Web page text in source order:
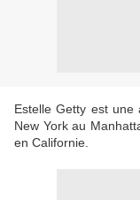
Estelle Getty est
New York au
en Californie.